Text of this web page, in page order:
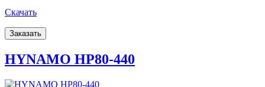
Скачать
Заказать
HYNAMO HP80-440